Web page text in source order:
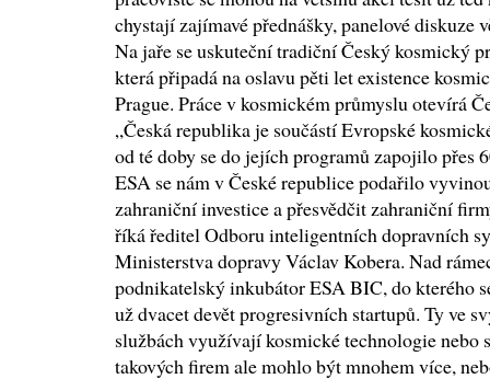
chystají zajímavé přednášky, panelové diskuze
Na jaře se uskuteční tradiční Český kosmický
která připadá na oslavu pěti let existence
Prague. Práce v kosmickém průmyslu otevírá
„Česká republika je součástí Evropské
od té doby se do jejích programů zapojilo přes
ESA se nám v České republice podařilo
zahraniční investice a přesvědčit zahraniční
říká ředitel Odboru inteligentních dopravních
Ministerstva dopravy Václav Kobera. Nad
podnikatelský inkubátor ESA BIC, do kterého
už dvacet devět progresivních startupů. Ty ve
službách využívají kosmické technologie nebo
takových firem ale mohlo být mnohem více,